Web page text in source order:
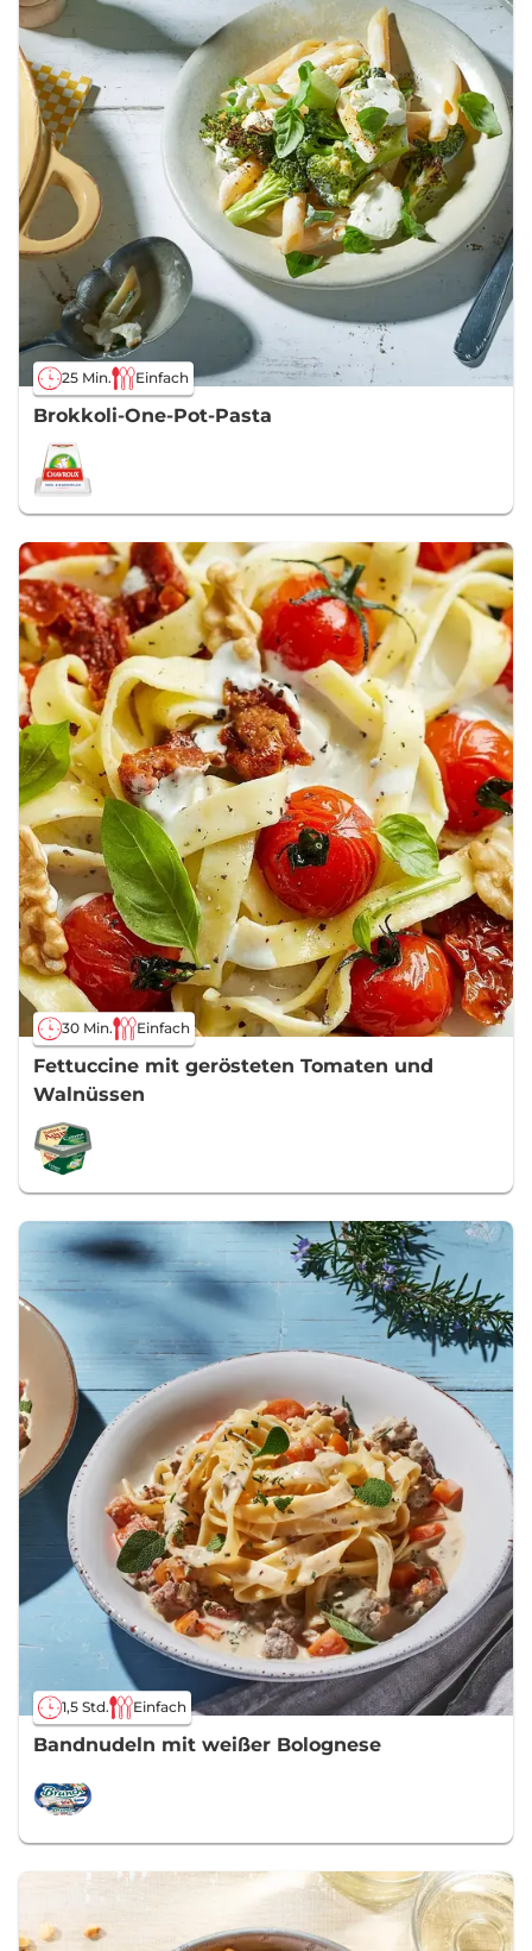
25 Min. Einfach
Brokkoli-One-Pot-Pasta
30 Min. Einfach
Fettuccine mit gerösteten Tomaten und
Walnüssen
1,5 Std. Einfach
Bandnudeln mit weißer Bolognese